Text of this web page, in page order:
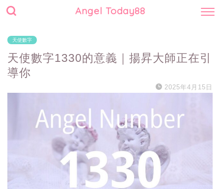
Angel Today88
天使數字
天使數字1330的意義｜揚昇大師正在引
導你
2025年4月15日